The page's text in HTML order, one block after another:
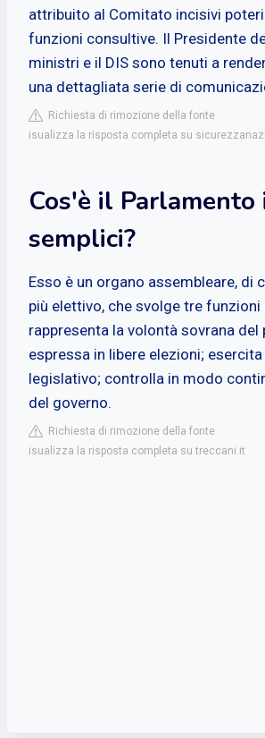
attribuito al Comitato incisivi
funzioni consultive. Il Presidente
ministri e il DIS sono tenuti a
una dettagliata serie di
Richiesta di rimozione della fonte
isualizza la risposta completa su
Cos'è il
semplici?
Esso è un organo assembleare, di
più elettivo, che svolge tre funzioni
rappresenta la volontà sovrana del
espressa in libere elezioni;
legislativo; controlla in modo
del governo.
Richiesta di rimozione della fonte
isualizza la risposta completa su treccani.it